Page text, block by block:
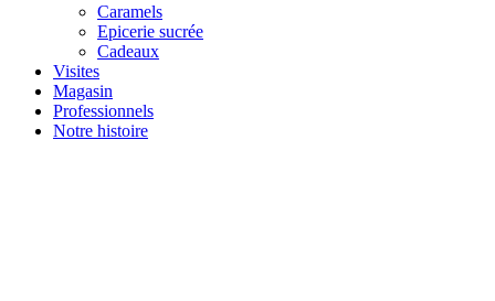
Caramels
Epicerie sucrée
Cadeaux
Visites
Magasin
Professionnels
Notre histoire